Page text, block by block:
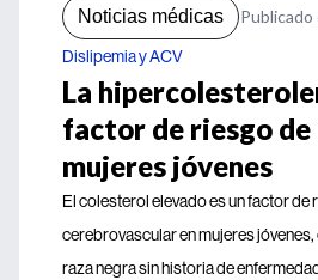
Noticias médicas Publicado
Dislipemia y ACV
La
factor de riesgo de
mujeres jóvenes
El colesterol elevado es un factor de
cerebrovascular en mujeres
raza negra sin historia de